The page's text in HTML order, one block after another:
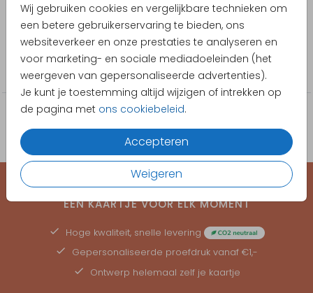
Wij gebruiken cookies en vergelijkbare technieken om
een betere gebruikerservaring te bieden, ons
websiteverkeer en onze prestaties te analyseren en
voor marketing- en sociale mediadoeleinden (het
weergeven van gepersonaliseerde advertenties).
Je kunt je toestemming altijd wijzigen of intrekken op
de pagina met ons cookiebeleid.
Accepteren
Weigeren
• Bij vragen of aanpassingswensen helpt onze
klantendienst je graag verder
• We adviseren zelf je kaartje te wegen en te
meten en de portokosten op te vragen bij bpost
Pretty Orange
Collectie
Blanco
EEN KAARTJE VOOR ELK MOMENT
Hoge kwaliteit, snelle levering
Gepersonaliseerde proefdruk vanaf €1,-
Ontwerp helemaal zelf je kaartje